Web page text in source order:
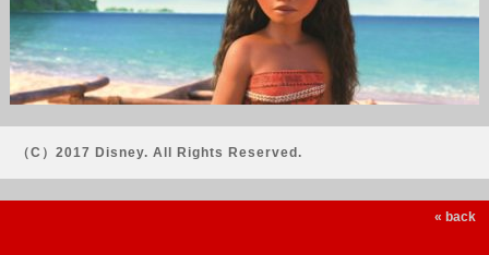
（C）2017 Disney. All Rights Reserved.
« back